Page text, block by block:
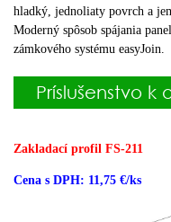
hladký, jednoliaty povrch a
Moderný spôsob spájania
zámkového systému easyJoin.
Príslušenstvo k
Zakladací profil FS-211
Cena s DPH: 11,75 €/ks